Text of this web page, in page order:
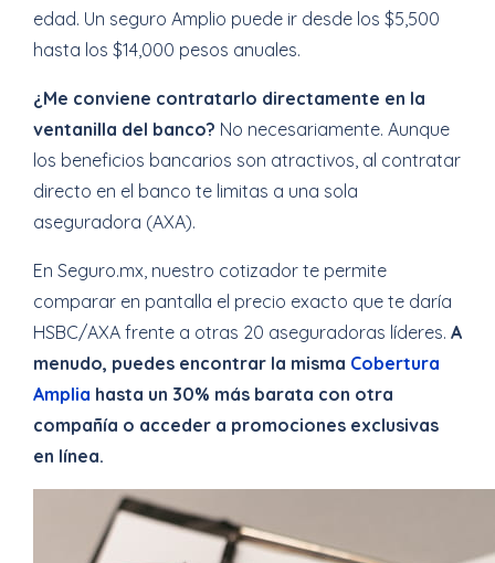
edad. Un seguro Amplio puede ir desde los $5,500
hasta los $14,000 pesos anuales.
¿Me conviene contratarlo directamente en la
ventanilla del banco? No necesariamente. Aunque
los beneficios bancarios son atractivos, al contratar
directo en el banco te limitas a una sola
aseguradora (AXA).
En Seguro.mx, nuestro cotizador te permite
comparar en pantalla el precio exacto que te daría
HSBC/AXA frente a otras 20 aseguradoras líderes. A
menudo, puedes encontrar la misma Cobertura
Amplia hasta un 30% más barata con otra
compañía o acceder a promociones exclusivas
en línea.